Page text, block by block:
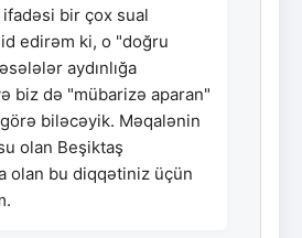
bir çox sual
edirəm ki, o "doğru
aydınlığa
biz də "mübarizə aparan"
biləcəyik. Məqalənin
olan Beşiktaş
olan bu diqqətiniz üçün